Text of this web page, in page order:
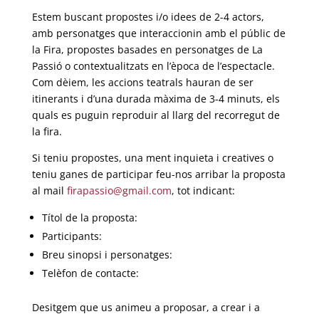
Estem buscant propostes i/o idees de 2-4 actors,
amb personatges que interaccionin amb el públic de
la Fira, propostes basades en personatges de La
Passió o contextualitzats en l’època de l’espectacle.
Com dèiem, les accions teatrals hauran de ser
itinerants i d’una durada màxima de 3-4 minuts, els
quals es puguin reproduir al llarg del recorregut de
la fira.
Si teniu propostes, una ment inquieta i creatives o
teniu ganes de participar feu-nos arribar la proposta
al mail firapassio@gmail.com, tot indicant:
Títol de la proposta:
Participants:
Breu sinopsi i personatges:
Telèfon de contacte:
Desitgem que us animeu a proposar, a crear i a